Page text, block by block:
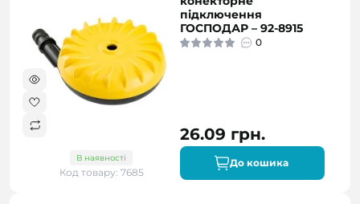
В наявності
Код товару: 7685
підключення
ГОСПОДАР – 92-8915
0
26.09 грн.
До кошика